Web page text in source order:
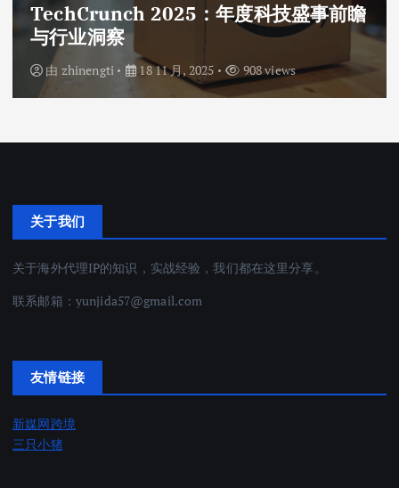
TechCrunch 2025：年度科技盛事前瞻
与行业洞察
由 zhinengti 18 11 月, 2025 908 views
关于我们
关于海外代理IP的知识，实战经验，我们都在这里分享。
联系邮箱： yunjida57@gmail.com
友情链接
新媒网跨境
三只小猪